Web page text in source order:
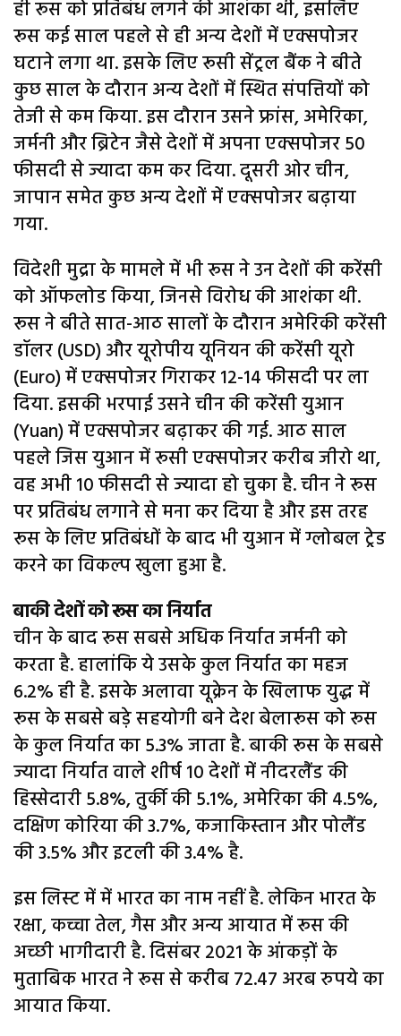
ही रूस को प्रतिबंध लगने की आशंका थी, इसलिए
रूस कई साल पहले से ही अन्य देशों में एक्सपोजर
घटाने लगा था. इसके लिए रूसी सेंट्रल बैंक ने बीते
कुछ साल के दौरान अन्य देशों में स्थित संपत्तियों को
तेजी से कम किया. इस दौरान उसने फ्रांस, अमेरिका,
जर्मनी और ब्रिटेन जैसे देशों में अपना एक्सपोजर 50
फीसदी से ज्यादा कम कर दिया. दूसरी ओर चीन,
जापान समेत कुछ अन्य देशों में एक्सपोजर बढ़ाया
गया.
विदेशी मुद्रा के मामले में भी रूस ने उन देशों की करेंसी
को ऑफलोड किया, जिनसे विरोध की आशंका थी.
रूस ने बीते सात-आठ सालों के दौरान अमेरिकी करेंसी
डॉलर (USD) और यूरोपीय यूनियन की करेंसी यूरो
(Euro) में एक्सपोजर गिराकर 12-14 फीसदी पर ला
दिया. इसकी भरपाई उसने चीन की करेंसी युआन
(Yuan) में एक्सपोजर बढ़ाकर की गई. आठ साल
पहले जिस युआन में रूसी एक्सपोजर करीब जीरो था,
वह अभी 10 फीसदी से ज्यादा हो चुका है. चीन ने रूस
पर प्रतिबंध लगाने से मना कर दिया है और इस तरह
रूस के लिए प्रतिबंधों के बाद भी युआन में ग्लोबल ट्रेड
करने का विकल्प खुला हुआ है.
बाकी देशों को रूस का निर्यात
चीन के बाद रूस सबसे अधिक निर्यात जर्मनी को
करता है. हालांकि ये उसके कुल निर्यात का महज
6.2% ही है. इसके अलावा यूक्रेन के खिलाफ युद्ध में
रूस के सबसे बड़े सहयोगी बने देश बेलारूस को रूस
के कुल निर्यात का 5.3% जाता है. बाकी रूस के सबसे
ज्यादा निर्यात वाले शीर्ष 10 देशों में नीदरलैंड की
हिस्सेदारी 5.8%, तुर्की की 5.1%, अमेरिका की 4.5%,
दक्षिण कोरिया की 3.7%, कजाकिस्तान और पोलैंड
की 3.5% और इटली की 3.4% है.
इस लिस्ट में में भारत का नाम नहीं है. लेकिन भारत के
रक्षा, कच्चा तेल, गैस और अन्य आयात में रूस की
अच्छी भागीदारी है. दिसंबर 2021 के आंकड़ों के
मुताबिक भारत ने रूस से करीब 72.47 अरब रुपये का
आयात किया.